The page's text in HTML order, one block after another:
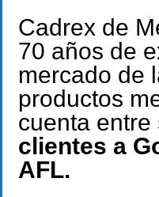
Cadrex de
70 años de
mercado de
productos
cuenta entre
clientes a
AFL.